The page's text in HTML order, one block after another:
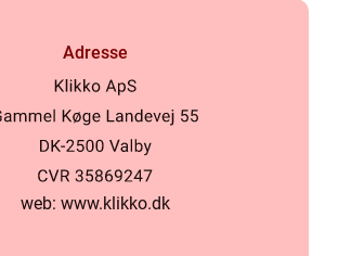
Adresse
web: www.klikko.dk